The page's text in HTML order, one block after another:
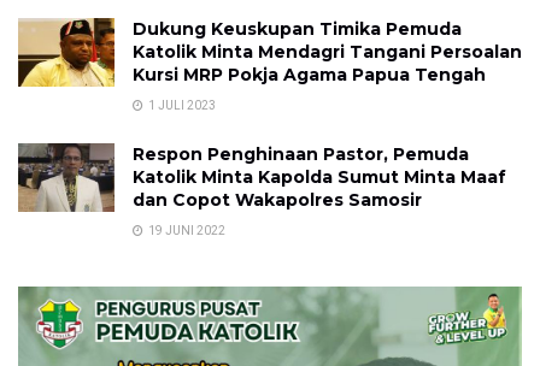
Dukung Keuskupan Timika Pemuda
Katolik Minta Mendagri Tangani Persoalan
Kursi MRP Pokja Agama Papua Tengah
1 JULI 2023
Respon Penghinaan Pastor, Pemuda
Katolik Minta Kapolda Sumut Minta Maaf
dan Copot Wakapolres Samosir
19 JUNI 2022